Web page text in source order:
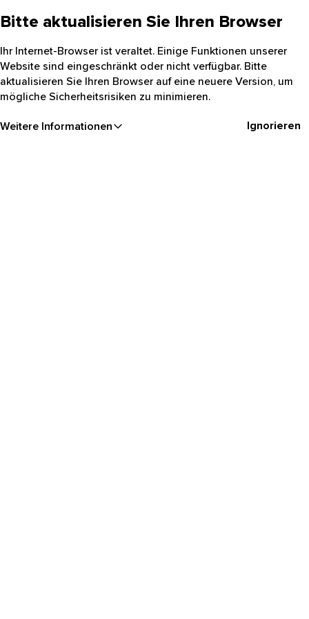
Bitte aktualisieren Sie Ihren Browser
Ihr Internet-Browser ist veraltet. Einige Funktionen unserer
Website sind eingeschränkt oder nicht verfügbar. Bitte
aktualisieren Sie Ihren Browser auf eine neuere Version, um
mögliche Sicherheitsrisiken zu minimieren.
Weitere Informationen Ignorieren